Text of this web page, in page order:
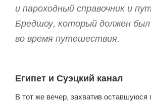
и пароходный справочник и
Бредшоу, который должен
во время путешествия.
Египет и Суэцкий канал
В тот же вечер, захватив оставшуюся